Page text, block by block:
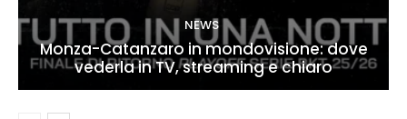
NEWS
Monza-Catanzaro in mondovisione: dove
vederla in TV, streaming e chiaro